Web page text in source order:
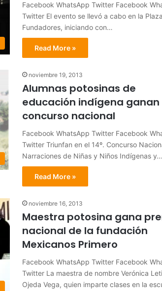
Facebook WhatsApp Twitter Facebook
Twitter El evento se llevó a cabo en la
Fundadores, iniciando con…
Read More »
noviembre 19, 2013
Alumnas potosinas de
educación indígena ganan
concurso nacional
Facebook WhatsApp Twitter Facebook
Twitter Triunfan en el 14º. Concurso
Narraciones de Niñas y Niños Indígenas y…
Read More »
noviembre 16, 2013
Maestra potosina gana
nacional de la fundación
Mexicanos Primero
Facebook WhatsApp Twitter Facebook
Twitter La maestra de nombre Verónica
Ojeda Vega, quien imparte clases en la